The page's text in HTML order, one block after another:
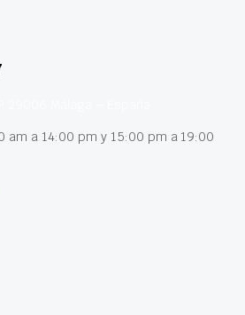
am a 14:00 pm y 15:00 pm a 19:00